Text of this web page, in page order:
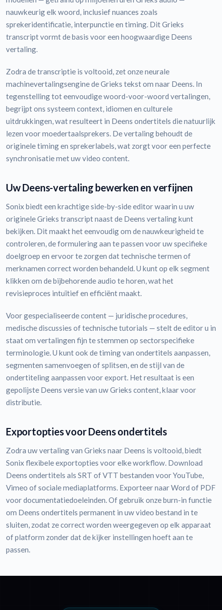
nauwkeurig elk woord, inclusief nuances zoals
sprekeridentificatie, interpunctie en timing. Dit Grieks
transcript vormt de basis voor een hoogwaardige Deens
vertaling.
Zodra de transcriptie is voltooid, zet onze neurale
machinevertalingsengine de Grieks tekst om naar Deens. In
tegenstelling tot eenvoudige woord-voor-woord vertalingen,
begrijpt ons systeem context, idiomen en culturele
uitdrukkingen, wat resulteert in Deens ondertitels die natuurlijk
lezen voor moedertaalsprekers. De vertaling behoudt de
originele timing en sprekerlabels, wat zorgt voor een perfecte
synchronisatie met uw video content.
Uw Deens-vertaling bewerken en verfijnen
Sonix biedt een krachtige side-by-side editor waarin u uw
originele Grieks transcript naast de Deens vertaling kunt
bekijken. Dit maakt het eenvoudig om de nauwkeurigheid te
controleren, de formulering aan te passen voor uw specifieke
doelgroep en ervoor te zorgen dat technische termen of
merknamen correct worden behandeld. U kunt op elk segment
klikken om de bijbehorende audio te horen, wat het
revisieproces intuïtief en efficiënt maakt.
Voor gespecialiseerde content — juridische procedures,
medische discussies of technische tutorials — stelt de editor u in
staat om vertalingen fijn te stemmen op sectorspecifieke
terminologie. U kunt ook de timing van ondertitels aanpassen,
segmenten samenvoegen of splitsen, en de stijl van de
ondertiteling aanpassen voor export. Het resultaat is een
gepolijste Deens versie van uw Grieks content, klaar voor
distributie.
Exportopties voor Deens ondertitels
Zodra uw vertaling van Grieks naar Deens is voltooid, biedt
Sonix flexibele exportopties voor elke workflow. Download
Deens ondertitels als SRT of VTT bestanden voor YouTube,
Vimeo of sociale mediaplatforms. Exporteer naar Word of PDF
voor documentatiedoeleinden. Of gebruik onze burn-in functie
om Deens ondertitels permanent in uw video bestand in te
sluiten, zodat ze correct worden weergegeven op elk apparaat
of platform zonder dat de kijker instellingen hoeft aan te
passen.